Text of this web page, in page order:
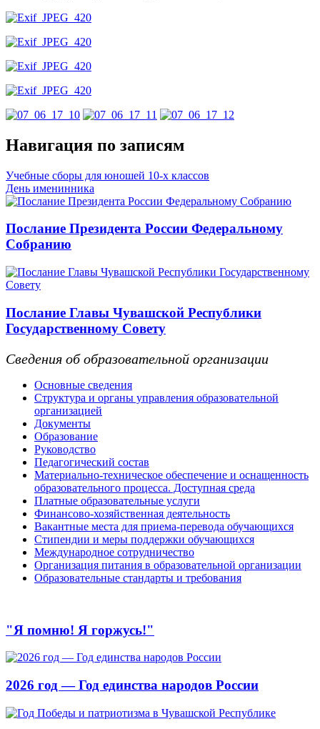
Навигация по записям
Учебные сборы для юношей 10-х классов
День именинника
Послание Президента России Федеральному
Собранию
Послание Главы Чувашской Республики
Государственному Совету
Сведения об образовательной организации
Основные сведения
Структура и органы управления образовательной
организацией
Документы
Образование
Руководство
Педагогический состав
Материально-техническое обеспечение и оснащенность
образовательного процесса. Доступная среда
Платные образовательные услуги
Финансово-хозяйственная деятельность
Вакантные места для приема-перевода обучающихся
Стипендии и меры поддержки обучающихся
Международное сотрудничество
Организация питания в образовательной организации
Образовательные стандарты и требования
"Я помню! Я горжусь!"
2026 год — Год единства народов России